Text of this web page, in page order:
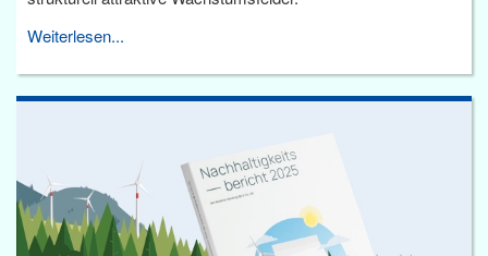
Weiterlesen...